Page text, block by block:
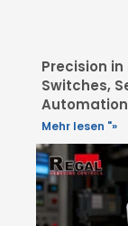
Precision
Switches,
Automation
Mehr lesen "»